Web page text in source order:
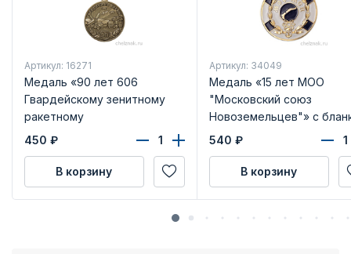
Артикул: 16271
Медаль «90 лет 606
Гвардейскому зенитному
ракетному
Краснознамённому полку»
450 ₽
В корзину
Артикул: 34049
Медаль «15 лет МОО
"Московский союз
Новоземельцев"» с
удостоверения
540 ₽
В корзину